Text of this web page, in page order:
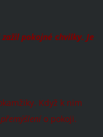
pokojné chvilky. Je
Když k nim
přemýšlenío pokoji.